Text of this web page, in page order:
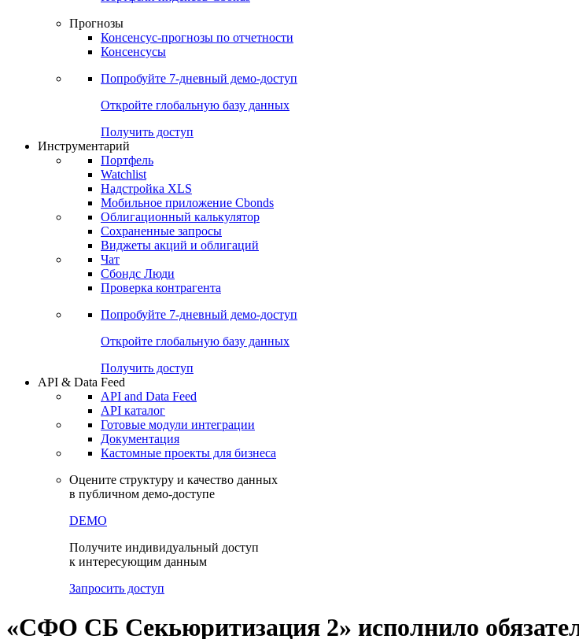
Виджет:
Портфели индексов Cbonds
Прогнозы
Консенсус-прогнозы по отчетности
Консенсусы
Попробуйте7-дневный
Откройте глобальную базу данных
Получить доступ
Инструментарий
Портфель
Watchlist
Надстройка XLS
Мобильное приложение Cbonds
Облигационный калькулятор
Сохраненные запросы
Виджеты акций и облигаций
Чат
Сбондс Люди
Проверка контрагента
Попробуйте7-дневный
Откройте глобальную базу данных
Получить доступ
API & Data Feed
API and Data Feed
API каталог
Документация
Кастомные проекты для бизнеса
Оцените структуру и качество данных
в публичном демо-доступе
DEMO
Получите индивидуальный доступ